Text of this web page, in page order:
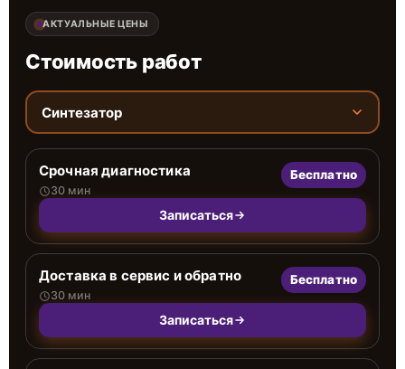
АКТУАЛЬНЫЕ ЦЕНЫ
Стоимость работ
Синтезатор
Срочная диагностика
30 мин
Бесплатно
Записаться
Доставка в сервис и обратно
30 мин
Бесплатно
Записаться